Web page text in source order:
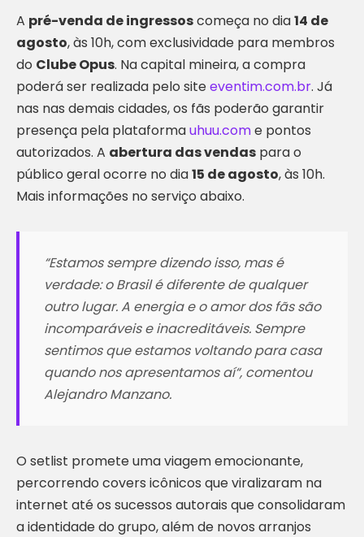
A pré-venda de ingressoscomeça no dia14 de
agosto, às 10h, com exclusividade para membros
do Clube Opus. Na capital mineira, a compra
poderá ser realizada pelo siteeventim.com.br. Já
nas nas demais cidades, os fãs poderão garantir
presença pela plataformauhuu.come pontos
autorizados. A abertura das vendas para o
público geral ocorre no dia15 de agosto, às 10h.
Mais informações no serviço abaixo.
“Estamos sempre dizendo isso, mas é
verdade: o Brasil é diferente de qualquer
outro lugar. A energia e o amor dos fãs são
incomparáveis e inacreditáveis. Sempre
sentimos que estamos voltando para casa
quando nos apresentamos aí“, comentou
Alejandro Manzano.
O setlist promete uma viagem emocionante,
percorrendo covers icônicos que viralizaram na
internet até os sucessos autorais que consolidaram
a identidade do grupo, além de novos arranjos